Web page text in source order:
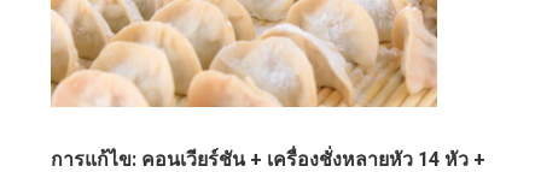
แผนผัง
เว็บไซต์
การแก้ไข: คอนเวียร์ชัน + เครื่องชั่งหลายหัว 14 หัว +